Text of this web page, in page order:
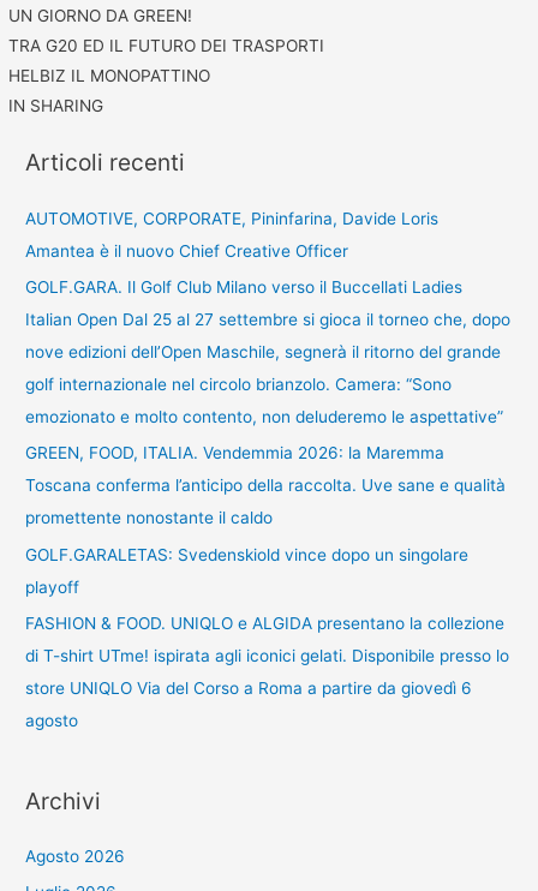
UN GIORNO DA GREEN!
TRA G20 ED IL FUTURO DEI TRASPORTI
HELBIZ IL MONOPATTINO
IN SHARING
Articoli recenti
AUTOMOTIVE, CORPORATE, Pininfarina, Davide Loris
Amantea è il nuovo Chief Creative Officer
GOLF.GARA. Il Golf Club Milano verso il Buccellati Ladies
Italian Open Dal 25 al 27 settembre si gioca il torneo che, dopo
nove edizioni dell’Open Maschile, segnerà il ritorno del grande
golf internazionale nel circolo brianzolo. Camera: “Sono
emozionato e molto contento, non deluderemo le aspettative”
GREEN, FOOD, ITALIA. Vendemmia 2026: la Maremma
Toscana conferma l’anticipo della raccolta. Uve sane e qualità
promettente nonostante il caldo
GOLF.GARALETAS: Svedenskiold vince dopo un singolare
playoff
FASHION & FOOD. UNIQLO e ALGIDA presentano la collezione
di T-shirt UTme! ispirata agli iconici gelati. Disponibile presso lo
store UNIQLO Via del Corso a Roma a partire da giovedì 6
agosto
Archivi
Agosto 2026